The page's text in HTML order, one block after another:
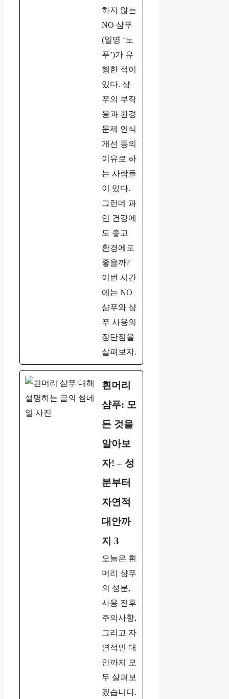
하지 않는
NO 샴푸
(일명 ‘노
푸’)가 유
행한 적이
있다. 샴
푸의 부작
용과 환경
문제 인식
개선 등의
이유로 하
는 사람들
이 있다.
그런데 과
연 건강에
도 좋고
환경에도
좋을까?
이번 시간
에는 NO
샴푸와 샴
푸 사용의
장단점을
살펴보자.
흰머리
샴푸: 모
든 것을
알아보
자! – 성
분부터
자연적
대안까
지 3
오늘은 흰
머리 샴푸
의 성분,
사용 전후
주의사항,
그리고 자
연적인 대
안까지 모
두 살펴보
겠습니다.